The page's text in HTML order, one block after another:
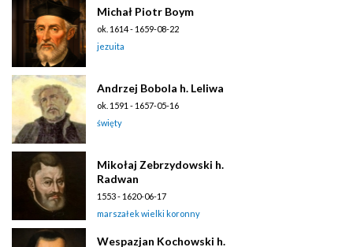
Michał Piotr Boym
ok. 1614 - 1659-08-22
jezuita
Andrzej Bobola h. Leliwa
ok. 1591 - 1657-05-16
święty
Mikołaj Zebrzydowski h.
Radwan
1553 - 1620-06-17
marszałek wielki koronny
Wespazjan Kochowski h.